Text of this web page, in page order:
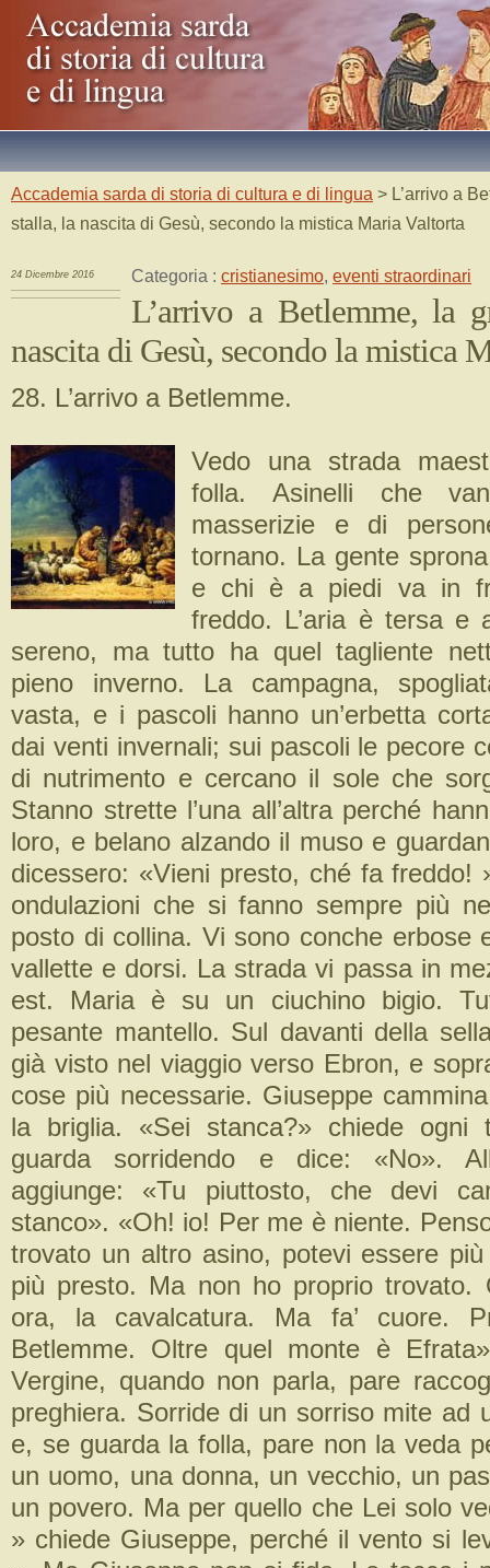
Accademia sarda di storia di cultura e di lingua > L’arrivo a
stalla, la nascita di Gesù, secondo la mistica Maria Valtorta
24 Dicembre 2016 Categoria : cristianesimo, eventi straordinari
L’arrivo a Betlemme, la
nascita di Gesù, secondo la mistica
28. L’arrivo a Betlemme.
Vedo una strada
folla. Asinelli che
masserizie e di
tornano. La gente
e chi è a piedi va in
freddo. L’aria è tersa e
sereno, ma tutto ha quel tagliente
pieno inverno. La campagna,
vasta, e i pascoli hanno un’erbetta
dai venti invernali; sui pascoli le pecore
di nutrimento e cercano il sole che
Stanno strette l’una all’altra perché
loro, e belano alzando il muso e
dicessero: «Vieni presto, ché fa freddo!
ondulazioni che si fanno sempre più
posto di collina. Vi sono conche erbose
vallette e dorsi. La strada vi passa in
est. Maria è su un ciuchino bigio.
pesante mantello. Sul davanti della
già visto nel viaggio verso Ebron, e
cose più necessarie. Giuseppe
la briglia. «Sei stanca?» chiede ogni
guarda sorridendo e dice: «No».
aggiunge: «Tu piuttosto, che devi
stanco». «Oh! io! Per me è niente.
trovato un altro asino, potevi essere
più presto. Ma non ho proprio trovato.
ora, la cavalcatura. Ma fa’ cuore.
Betlemme. Oltre quel monte è
Vergine, quando non parla, pare
preghiera. Sorride di un sorriso mite ad
e, se guarda la folla, pare non la veda
un uomo, una donna, un vecchio, un
un povero. Ma per quello che Lei solo
» chiede Giuseppe, perché il vento si